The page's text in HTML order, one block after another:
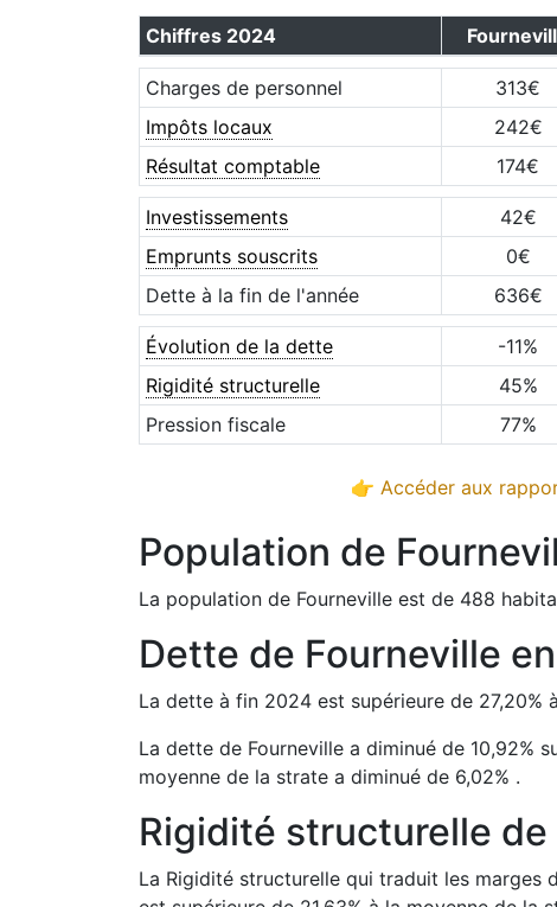
Chiffres 2024
Charges de personnel 313€
Impôts locaux
242€
Résultat comptable
174€
Investissements 42€
Emprunts souscrits
0€
Dette à la fin de l'année
636€
Évolution de la dette -11%
Rigidité structurelle
45%
Pression fiscale
77%
👉 Accéder aux
Population de
La population de Fourneville est de 488
Dette de Fourneville en
La dette à fin 2024 est supérieure de 27,20%
La dette de Fourneville a diminué de 10,92%
moyenne de la strate a diminué de 6,02% .
Rigidité structurelle de
La Rigidité structurelle qui traduit les marges